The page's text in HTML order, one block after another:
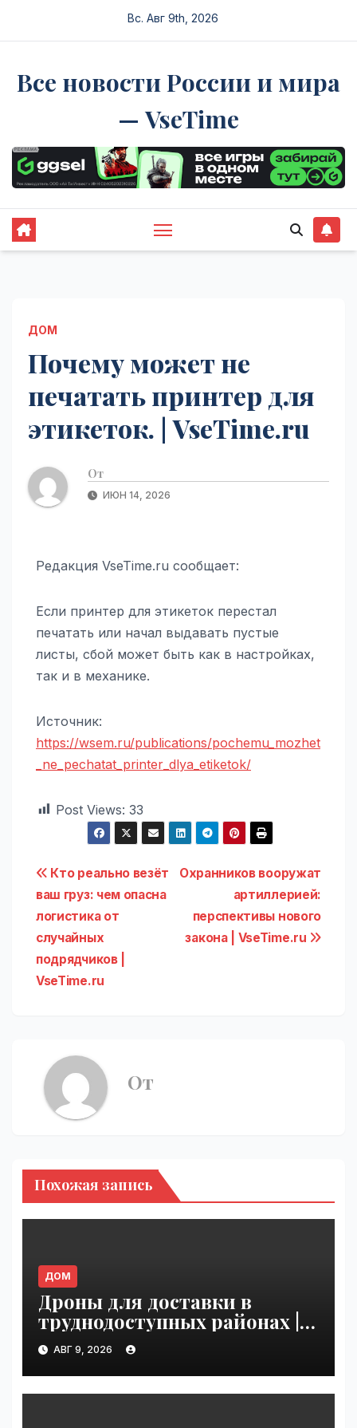
Вс. Авг 9th, 2026
Все новости России и мира
— VseTime
ДОМ
Почему может не
печатать принтер для
этикеток. | VseTime.ru
От
ИЮН 14, 2026
Редакция VseTime.ru сообщает:
Если принтер для этикеток перестал
печатать или начал выдавать пустые
листы, сбой может быть как в настройках,
так и в механике.
Источник:
https://wsem.ru/publications/pochemu_mozhet
_ne_pechatat_printer_dlya_etiketok/
Post Views: 33
Навигация
по
записям
Охранников вооружат
артиллерией:
перспективы нового
закона | VseTime.ru
Кто реально везёт
ваш груз: чем опасна
логистика от
случайных
подрядчиков |
VseTime.ru
От
Похожая запись
ДОМ
Дроны для доставки в
труднодоступных районах |
VseTime.ru
АВГ 9, 2026